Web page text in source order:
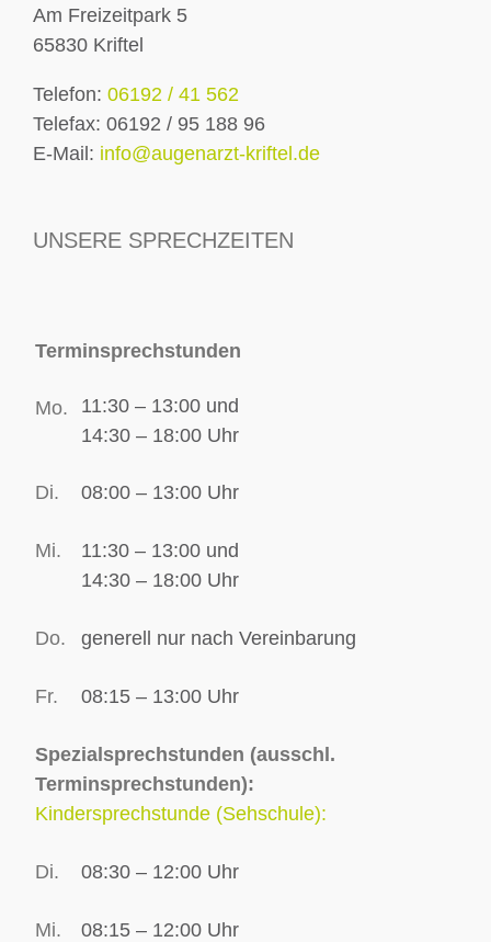
Am Freizeitpark 5
65830 Kriftel
Telefon: 06192 / 41 562
Telefax: 06192 / 95 188 96
E-Mail: info@augenarzt-kriftel.de
UNSERE SPRECHZEITEN
Terminsprechstunden
Mo.
11:30 – 13:00 und
14:30 – 18:00 Uhr
Di. 08:00 – 13:00 Uhr
Mi.
11:30 – 13:00 und
14:30 – 18:00 Uhr
Do. generell nur nach Vereinbarung
Fr. 08:15 – 13:00 Uhr
Spezialsprechstunden (ausschl.
Terminsprechstunden):
Kindersprechstunde (Sehschule):
Di. 08:30 – 12:00 Uhr
Mi. 08:15 – 12:00 Uhr